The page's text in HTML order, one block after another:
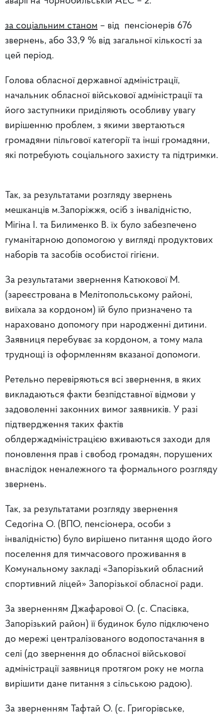
за соціальним станом – від пенсіонерів 676
звернень, або 33,9 % від загальної кількості за
цей період.
Голова обласної державної адміністрації,
начальник обласної військової адміністрації та
його заступники приділяють особливу увагу
вирішенню проблем, з якими звертаються
громадяни пільгової категорії та інші громадяни,
які потребують соціального захисту та підтримки.
Так, за результатами розгляду звернень
мешканців м.Запоріжжя, осіб з інвалідністю,
Мігіна І. та Билименко В. їх було забезпечено
гуманітарною допомогою у вигляді продуктових
наборів та засобів особистої гігієни.
За результатами звернення Катюкової М.
(зареєстрована в Мелітопольському районі,
виїхала за кордоном) їй було призначено та
нараховано допомогу при народженні дитини.
Заявниця перебуває за кордоном, а тому мала
труднощі із оформленням вказаної допомоги.
Ретельно перевіряються всі звернення, в яких
викладаються факти безпідставної відмови у
задоволенні законних вимог заявників. У разі
підтвердження таких фактів
облдержадміністрацією вживаються заходи для
поновлення прав і свобод громадян, порушених
внаслідок неналежного та формального розгляду
звернень.
Так, за результатами розгляду звернення
Седогіна О. (ВПО, пенсіонера, особи з
інвалідністю) було вирішено питання щодо його
поселення для тимчасового проживання в
Комунальному закладі «Запорізький обласний
спортивний ліцей» Запорізької обласної ради.
За зверненням Джафарової О. (с. Спасівка,
Запорізький район) її будинок було підключено
до мережі централізованого водопостачання в
селі (до звернення до обласної військової
адміністрації заявниця протягом року не могла
вирішити дане питання з сільською радою).
За зверненням Тафтай О. (с. Григорівське,